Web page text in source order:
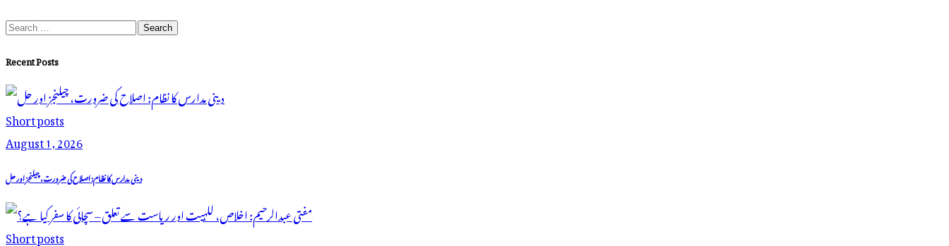
Recent Posts
Short posts
August 1, 2026
دینی مدارس کا نظام: اصلاح کی ضرورت، چیلنجز اور حل
Short posts